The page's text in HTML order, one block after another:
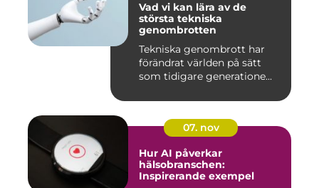
Vad vi kan lära av de
största tekniska
genombrotten
Tekniska genombrott har
förändrat världen på sätt
som tidigare generatione...
07. nov
Hur AI påverkar
hälsobranschen:
Inspirerande exempel